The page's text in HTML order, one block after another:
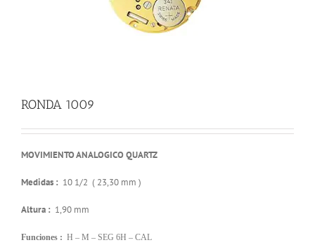
RONDA 1009
MOVIMIENTO ANALOGICO QUARTZ
Medidas : 10 1/2 ( 23,30 mm )
Altura : 1,90 mm
Funciones : H – M – SEG 6H – CAL